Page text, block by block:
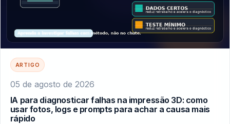
ARTIGO
05 de agosto de 2026
IA para diagnosticar falhas na impressão 3D: como
usar fotos, logs e prompts para achar a causa mais
rápido